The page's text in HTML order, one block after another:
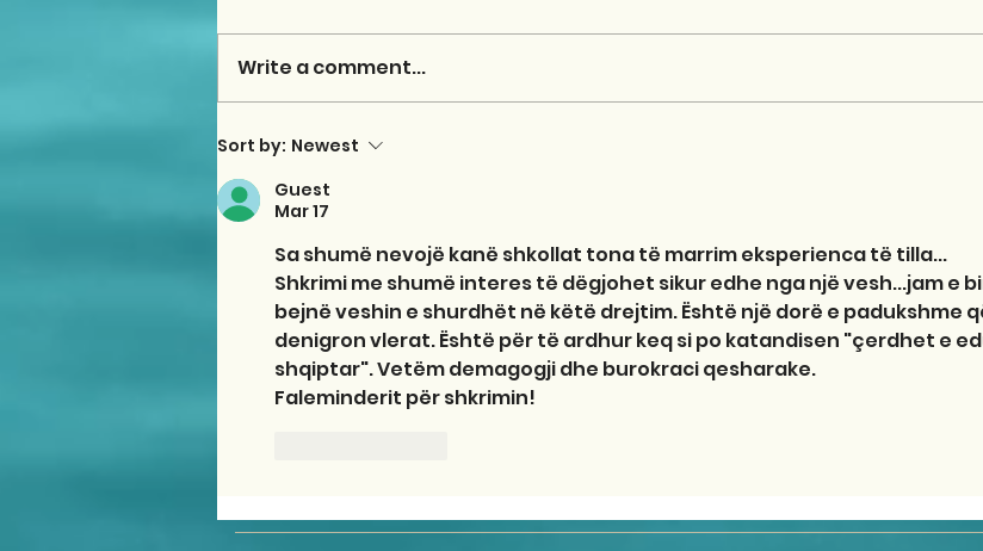
Write a comment...
Sort by: Newest
Guest
Mar 17
Sa shumë nevojë kanë shkollat tona të marrim eksperienca të tilla...
Shkrimi me shumë interes të dëgjohet sikur edhe nga një vesh...jam e
bejnë veshin e shurdhët në këtë drejtim. Është një dorë e padukshme
denigron vlerat. Është për të ardhur keq si po katandisen "çerdhet e
shqiptar". Vetëm demagogji dhe burokraci qesharake.
Faleminderit për shkrimin!